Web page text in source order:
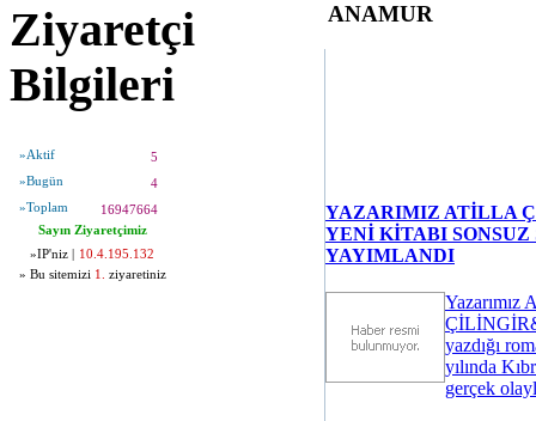
Ziyaretçi
Bilgileri
»Aktif
5
»Bugün
4
»Toplam
16947664
Sayın Ziyaretçimiz
»IP'niz |
10.4.195.132
» Bu sitemizi 1. ziyaretiniz
ANAMUR
YAZARIMIZ ATİLLA
YENİ KİTABI SONSUZ
YAYIMLANDI
Yazarımız
yazdığı
yılında
gerçek